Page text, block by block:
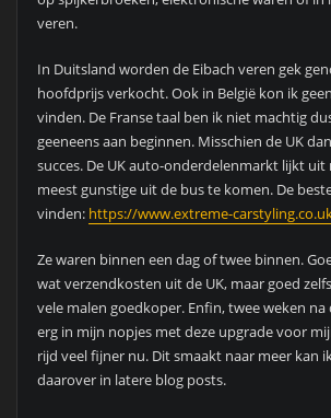
veren.
In Duitsland worden de Eibach veren gek
hoofdprijs verkocht. Ook in België kon ik
vinden. De Franse taal ben ik niet machtig
geeneens aan beginnen. Misschien de UK
succes. De UK auto-onderdelenmarkt lijkt
meest gunstige uit de bus te komen. De
vinden: https://www.extreme-
Ze waren binnen een dag of twee binnen.
wat verzendkosten uit de UK, maar goed
vele malen goedkoper. Enfin, twee weken
erg in mijn nopjes met deze upgrade voor
rijd veel fijner nu. Dit smaakt naar meer kan
daarover in latere blog posts.